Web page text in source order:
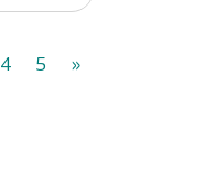
4 5 »